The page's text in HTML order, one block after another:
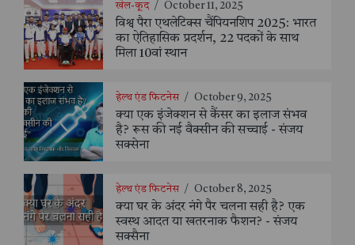
खेल-कूद / October 11, 2025
विश्व पैरा एथलेटिक्स चैंपियनशिप 2025: भारत
का ऐतिहासिक प्रदर्शन, 22 पदकों के साथ
मिला 10वां स्थान
हेल्थ एंड फिटनेस / October 9, 2025
क्या एक इंजेक्शन से कैंसर का इलाज संभव
है? रूस की नई वैक्सीन की सच्चाई - संजय
सक्सेना
हेल्थ एंड फिटनेस / October 8, 2025
क्या घर के अंदर नंगे पैर चलना सही है? एक
स्वस्थ आदत या खतरनाक फैशन? - संजय
सक्सैना